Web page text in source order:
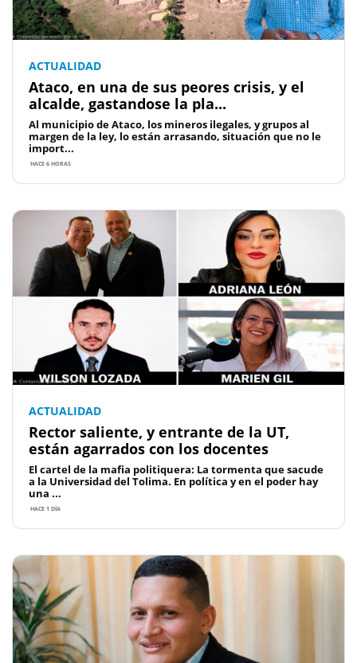
ACTUALIDAD
Ataco, en una de sus peores crisis, y el
alcalde, gastandose la pla...
Al municipio de Ataco, los mineros ilegales, y grupos al
margen de la ley, lo están arrasando, situación que no le
import...
HACE 6 HORAS
ACTUALIDAD
Rector saliente, y entrante de la UT,
están agarrados con los docentes
El cartel de la mafia politiquera: La tormenta que sacude
a la Universidad del Tolima. En política y en el poder hay
una ...
HACE 1 DÍA